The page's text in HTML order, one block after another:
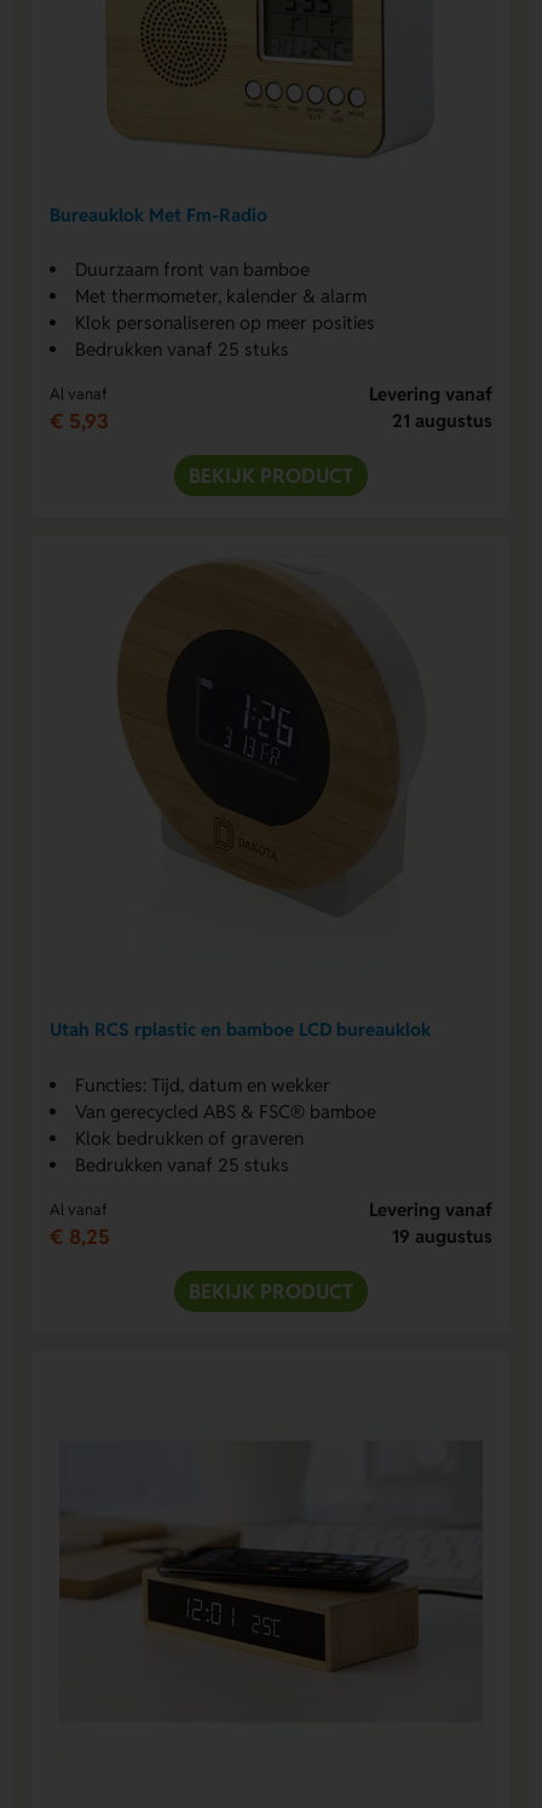
Bureauklok Met Fm-Radio
Duurzaam front van bamboe
Met thermometer, kalender & alarm
Klok personaliseren op meer posities
Bedrukken vanaf 25 stuks
Al vanaf
€ 5,93
Levering vanaf
21 augustus
BEKIJK PRODUCT
Utah RCS rplastic en bamboe LCD bureauklok
Functies: Tijd, datum en wekker
Van gerecycled ABS & FSC® bamboe
Klok bedrukken of graveren
Bedrukken vanaf 25 stuks
Al vanaf
€ 8,25
Levering vanaf
19 augustus
BEKIJK PRODUCT